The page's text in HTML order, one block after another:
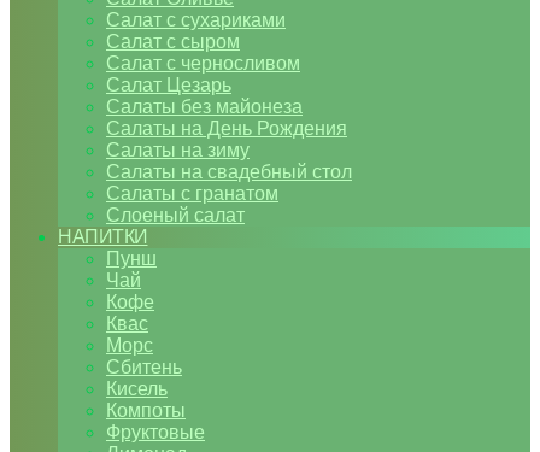
Салат с сухариками
Салат с сыром
Салат с черносливом
Салат Цезарь
Салаты без майонеза
Салаты на День Рождения
Салаты на зиму
Салаты на свадебный стол
Салаты с гранатом
Слоеный салат
НАПИТКИ
Пунш
Чай
Кофе
Квас
Морс
Сбитень
Кисель
Компоты
Фруктовые